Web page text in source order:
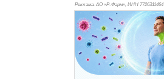
Реклама. АО «Р-Фарм», ИНН 7726311464